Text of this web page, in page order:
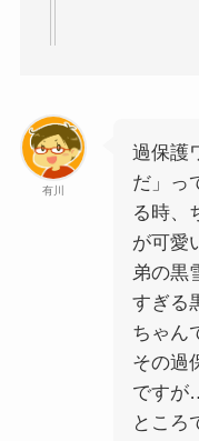
有川
過保護
だ」っ
る時、
が可愛
弟の黒
すぎる
ちゃん
その過
ですが
ところ